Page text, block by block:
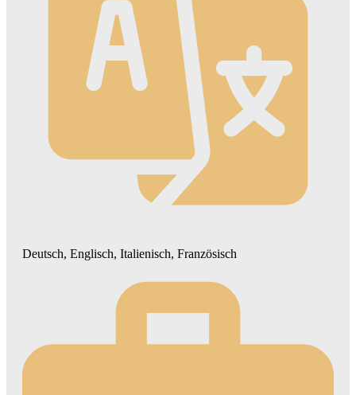
Deutsch, Englisch, Italienisch, Französisch